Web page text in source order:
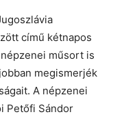
című kétnapos
műsort is
megismerjék
A népzenei
Petőfi Sándor